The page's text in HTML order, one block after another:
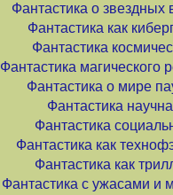
Фантастика о звездных
Фантастика как
Фантастика
Фантастика магического
Фантастика о мире
Фантастика
Фантастика
Фантастика как
Фантастика как
Фантастика с ужасами и